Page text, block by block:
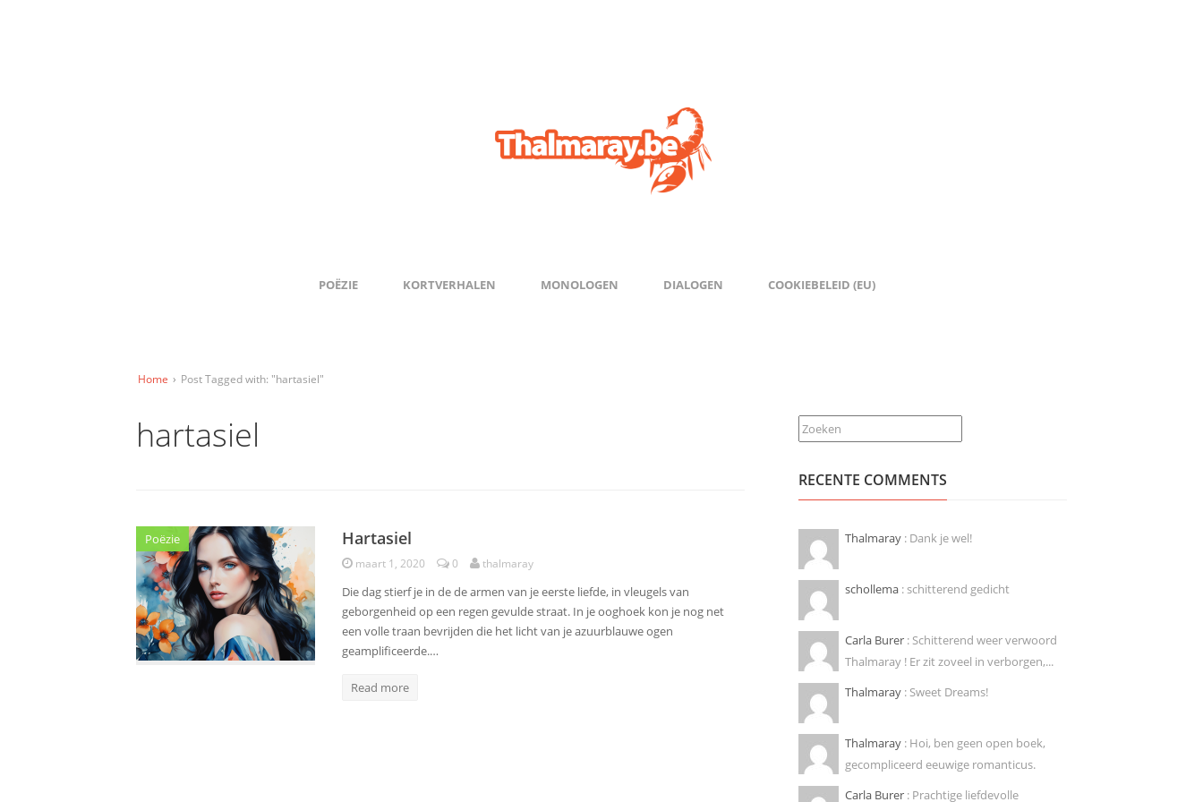
POËZIE KORTVERHALEN MONOLOGEN DIALOGEN COOKIEBELEID (EU)
Home › Post Tagged with: "hartasiel"
hartasiel
Poëzie Hartasiel
maart 1, 2020 0 thalmaray
Die dag stierf je in de de armen van je eerste liefde, in vleugels van
geborgenheid op een regen gevulde straat. In je ooghoek kon je nog net
een volle traan bevrijden die het licht van je azuurblauwe ogen
geamplificeerde.…
Read more
Zoeken
RECENTE COMMENTS
Thalmaray : Dank je wel!
schollema : schitterend gedicht
Carla Burer : Schitterend weer verwoord
Thalmaray ! Er zit zoveel in verborgen,...
Thalmaray : Sweet Dreams!
Thalmaray : Hoi, ben geen open boek,
gecompliceerd eeuwige romanticus.
Carla Burer : Prachtige liefdevolle